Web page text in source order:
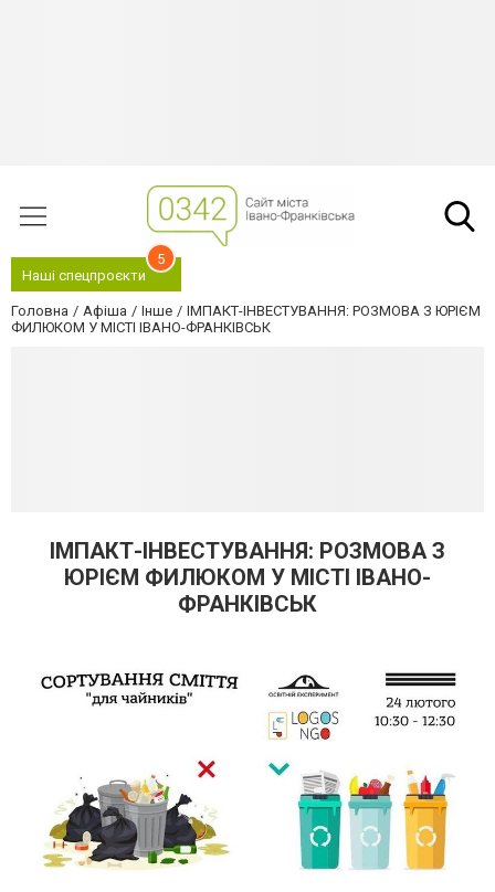
Наші спецпроєкти
5
Головна Афіша Інше
ІМПАКТ-ІНВЕСТУВАННЯ: РОЗМОВА З ЮРІЄМ
ФИЛЮКОМ У МІСТІ ІВАНО-ФРАНКІВСЬК
ІМПАКТ-ІНВЕСТУВАННЯ: РОЗМОВА З
ЮРІЄМ ФИЛЮКОМ У МІСТІ ІВАНО-
ФРАНКІВСЬК